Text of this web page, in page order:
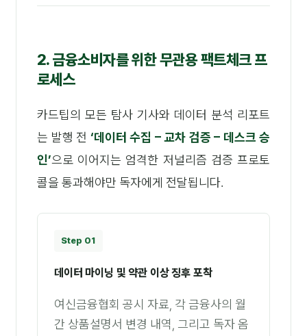
2. 금융소비자를 위한 무관용 팩트체크 프
로세스
카드팁의 모든 탐사 기사와 데이터 분석 리포트
는 발행 전 ‘데이터 수집 – 교차 검증 – 데스크 승
인’으로 이어지는 엄격한 저널리즘 검증 프로토
콜을 통과해야만 독자에게 전달됩니다.
Step 01
데이터 마이닝 및 약관 이상 징후 포착
여신금융협회 공시 자료, 각 금융사의 월
간 상품설명서 변경 내역, 그리고 독자 옴